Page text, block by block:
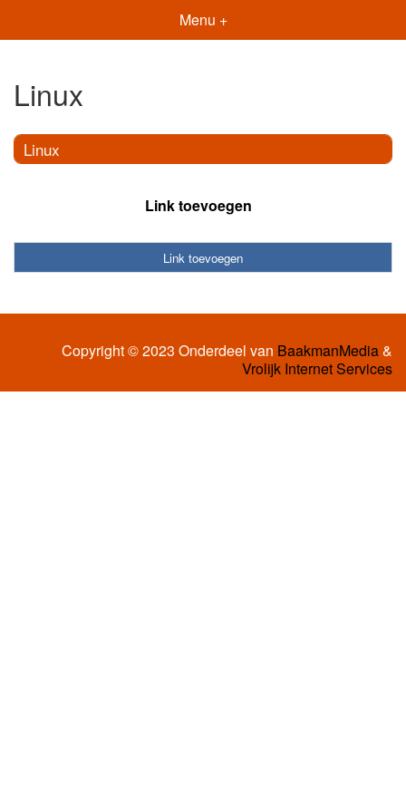
Menu +
Linux
Linux
Link toevoegen
Link toevoegen
Copyright © 2023 Onderdeel van BaakmanMedia&
Vrolijk Internet Services